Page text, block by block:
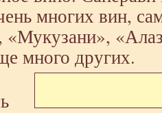
многих вин,
«Мукузани»,
много других.